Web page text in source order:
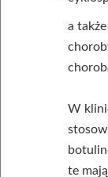
a
W
te